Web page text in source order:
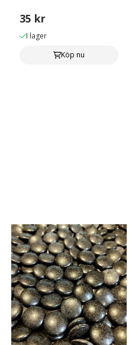
35 kr
I lager
Köp nu